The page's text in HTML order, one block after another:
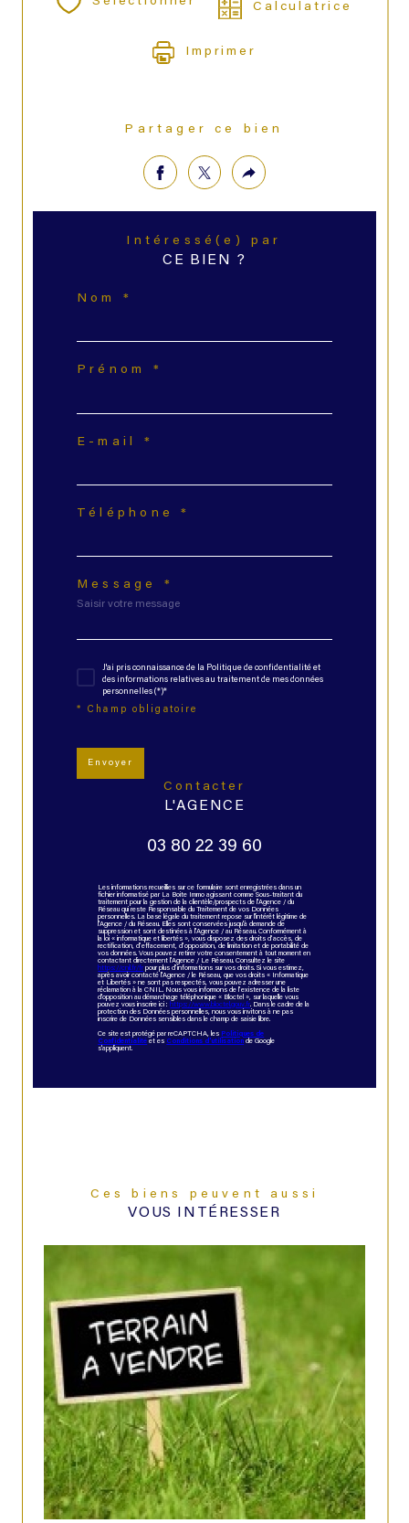
Calculatrice
Imprimer
Partager ce bien
Intéressé(e) par
CE BIEN ?
Nom *
Prénom *
E-mail *
Téléphone *
Message *
J'ai pris connaissance de la Politique de confidentialité et
des informations relatives au traitement de mes données
personnelles (*)*
* Champ obligatoire
Envoyer
contacter
L'AGENCE
03 80 22 39 60
Les informations recueillies sur ce formulaire sont enregistrées dans un
fichier informatisé par La Boite Immo agissant comme Sous-traitant du
traitement pour la gestion de la clientèle/prospects de l'Agence / du
Réseau qui reste Responsable du Traitement de vos Données
personnelles. La base légale du traitement repose sur l'intérêt légitime de
l'Agence / du Réseau. Elles sont conservées jusqu'à demande de
suppression et sont destinées à l'Agence / au Réseau. Conformément à
la loi « informatique et libertés », vous disposez des droits d’accès, de
rectification, d’effacement, d’opposition, de limitation et de portabilité de
vos données. Vous pouvez retirer votre consentement à tout moment en
contactant directement l’Agence / Le Réseau. Consultez le site
https://cnil.fr/fr pour plus d’informations sur vos droits. Si vous estimez,
après avoir contacté l'Agence / le Réseau, que vos droits « Informatique
et Libertés » ne sont pas respectés, vous pouvez adresser une
réclamation à la CNIL. Nous vous informons de l’existence de la liste
d'opposition au démarchage téléphonique « Bloctel », sur laquelle vous
pouvez vous inscrire ici : https://www.bloctel.gouv.fr. Dans le cadre de la
protection des Données personnelles, nous vous invitons à ne pas
inscrire de Données sensibles dans le champ de saisie libre.
Ce site est protégé par reCAPTCHA, les Politiques de
Confidentialité et es Conditions d'utilisation de Google
s'appliquent.
Ces biens peuvent aussi
VOUS INTÉRESSER